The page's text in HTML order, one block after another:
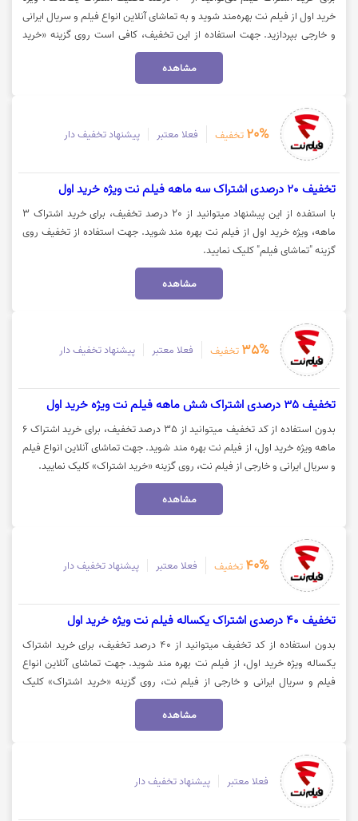
خرید اول از فیلم نت بهره‌مند شوید و به تماشای آنلاین انواع فیلم و سریال ایرانی
و خارجی بپردازید. جهت استفاده از این تخفیف، کافی است روی گزینه «خرید
مشاهده
20% تخفیف فعلا معتبر پیشنهاد تخفیف دار
تخفیف 20 درصدی اشتراک سه ماهه فیلم نت ویژه خرید اول
با استفده از این پیشنهاد میتوانید از 20 درصد تخفیف، برای خرید اشتراک 3
ماهه، ویژه خرید اول از فیلم نت بهره مند شوید. جهت استفاده از تخفیف روی
گزینه "تماشای فیلم" کلیک نمایید.
مشاهده
35% تخفیف فعلا معتبر پیشنهاد تخفیف دار
تخفیف 35 درصدی اشتراک شش ماهه فیلم نت ویژه خرید اول
بدون استفاده از کد تخفیف میتوانید از 35 درصد تخفیف، برای خرید اشتراک 6
ماهه ویژه خرید اول، از فیلم نت بهره مند شوید. جهت تماشای آنلاین انواع فیلم
و سریال ایرانی و خارجی از فیلم نت، روی گزینه «خرید اشتراک» کلیک نمایید.
مشاهده
40% تخفیف فعلا معتبر پیشنهاد تخفیف دار
تخفیف 40 درصدی اشتراک یکساله فیلم نت ویژه خرید اول
بدون استفاده از کد تخفیف میتوانید از 40 درصد تخفیف، برای خرید اشتراک
یکساله ویژه خرید اول، از فیلم نت بهره مند شوید. جهت تماشای آنلاین انواع
فیلم و سریال ایرانی و خارجی از فیلم نت، روی گزینه «خرید اشتراک» کلیک
مشاهده
فعلا معتبر پیشنهاد تخفیف دار